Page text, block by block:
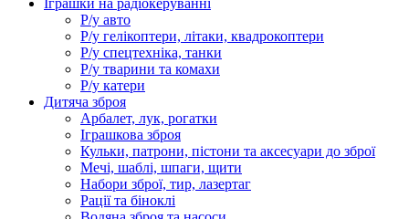
Іграшки на радіокеруванні
Р/у авто
Р/у гелікоптери, літаки, квадрокоптери
Р/у спецтехніка, танки
Р/у тварини та комахи
Р/у катери
Дитяча зброя
Арбалет, лук, рогатки
Іграшкова зброя
Кульки, патрони, пістони та аксесуари до зброї
Мечі, шаблі, шпаги, щити
Набори зброї, тир, лазертаг
Рації та біноклі